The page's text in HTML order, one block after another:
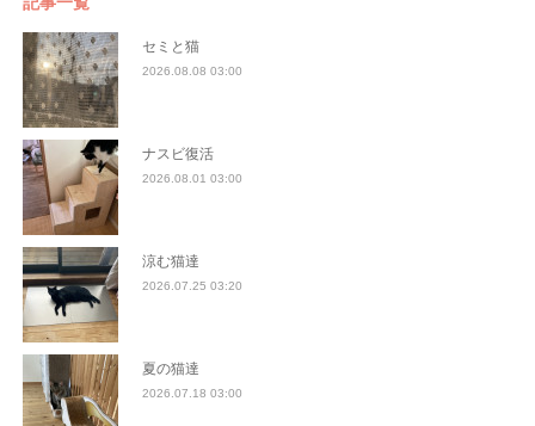
セミと猫
2026.08.08 03:00
ナスビ復活
2026.08.01 03:00
涼む猫達
2026.07.25 03:20
夏の猫達
2026.07.18 03:00